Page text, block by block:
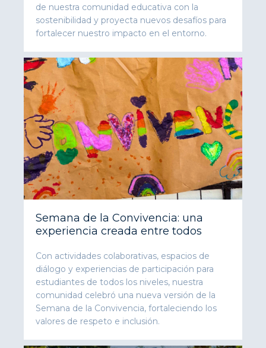
de nuestra comunidad educativa con la
sostenibilidad y proyecta nuevos desafíos para
fortalecer nuestro impacto en el entorno.
Semana de la Convivencia: una
experiencia creada entre todos
Con actividades colaborativas, espacios de
diálogo y experiencias de participación para
estudiantes de todos los niveles, nuestra
comunidad celebró una nueva versión de la
Semana de la Convivencia, fortaleciendo los
valores de respeto e inclusión.